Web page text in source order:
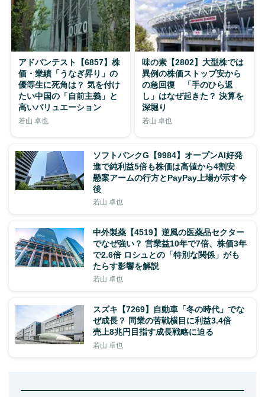
アドバンテスト【6857】株
価・業績「うなぎ昇り」の
優等生に死角は？ 気を付け
たい中国の「自前主義」と
高いバリュエーション
若山 卓也
味の素【2802】大型株では
異例の株価ストップ安から
の急回復 「手のひら返
し」はなぜ起きた？ 決算を
深堀り
若山 卓也
ソフトバンクG【9984】オープンAI好発
進で純利益5倍も株価は高値から4割安
懸案アームの行方とPayPay上場が示す今
後
若山 卓也
中外製薬【4519】逆風の医薬品セクター
でなぜ強い？ 営業益10年で7倍、株価3年
で2.6倍 ロシュとの「特別な関係」がも
たらす影響を解説
若山 卓也
スズキ【7269】自動車「冬の時代」でな
ぜ成長？ 同業の苦戦横目に利益3.4倍
売上8兆円目指す成長戦略に迫る
若山 卓也